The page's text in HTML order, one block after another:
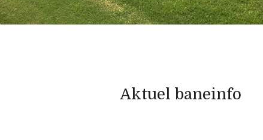
Aktuel baneinfo